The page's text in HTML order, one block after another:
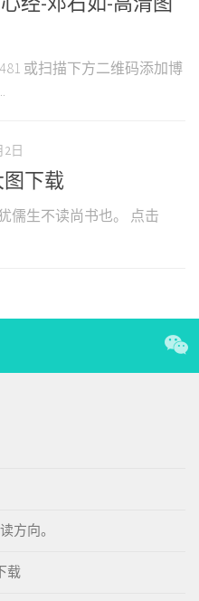
或扫描下方二维码添加博
2日
下载
儒生不读尚书也。 点击
方向。
载